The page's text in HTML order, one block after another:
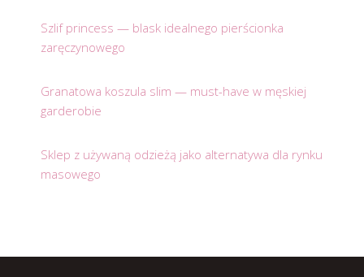
Szlif princess — blask idealnego pierścionka
zaręczynowego
Granatowa koszula slim — must-have w męskiej
garderobie
Sklep z używaną odzieżą jako alternatywa dla rynku
masowego